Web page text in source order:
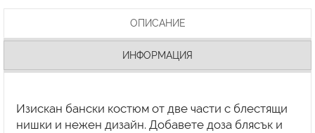
ОПИСАНИЕ
ИНФОРМАЦИЯ
Изискан бански костюм от две части с блестящи
нишки и нежен дизайн. Добавете доза блясък и